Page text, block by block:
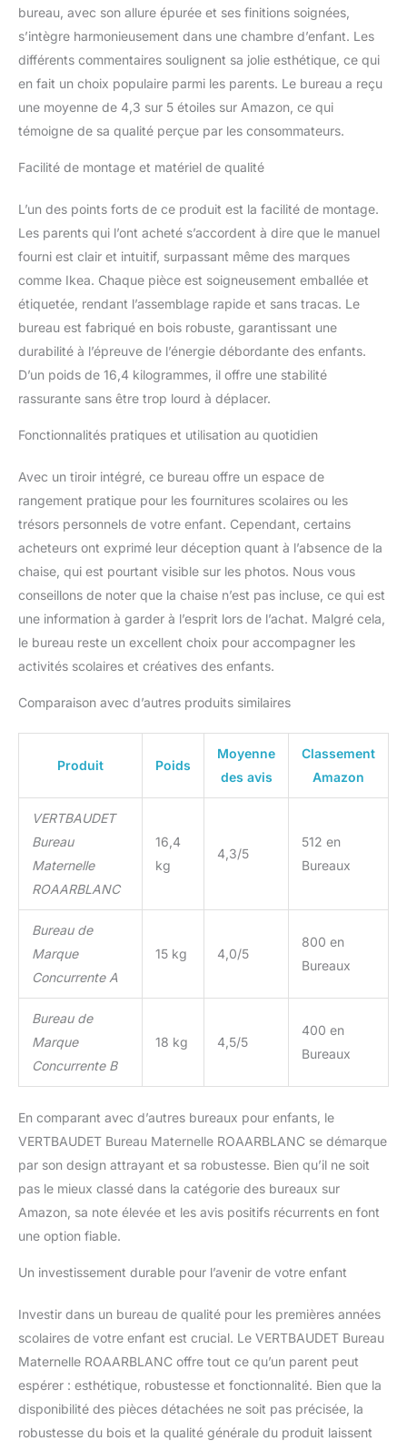
bureau, avec son allure épurée et ses finitions soignées,
s’intègre harmonieusement dans une chambre d’enfant. Les
différents commentaires soulignent sa jolie esthétique, ce qui
en fait un choix populaire parmi les parents. Le bureau a reçu
une moyenne de 4,3 sur 5 étoiles sur Amazon, ce qui
témoigne de sa qualité perçue par les consommateurs.
Facilité de montage et matériel de qualité
L’un des points forts de ce produit est la facilité de montage.
Les parents qui l’ont acheté s’accordent à dire que le manuel
fourni est clair et intuitif, surpassant même des marques
comme Ikea. Chaque pièce est soigneusement emballée et
étiquetée, rendant l’assemblage rapide et sans tracas. Le
bureau est fabriqué en bois robuste, garantissant une
durabilité à l’épreuve de l’énergie débordante des enfants.
D’un poids de 16,4 kilogrammes, il offre une stabilité
rassurante sans être trop lourd à déplacer.
Fonctionnalités pratiques et utilisation au quotidien
Avec un tiroir intégré, ce bureau offre un espace de
rangement pratique pour les fournitures scolaires ou les
trésors personnels de votre enfant. Cependant, certains
acheteurs ont exprimé leur déception quant à l’absence de la
chaise, qui est pourtant visible sur les photos. Nous vous
conseillons de noter que la chaise n’est pas incluse, ce qui est
une information à garder à l’esprit lors de l’achat. Malgré cela,
le bureau reste un excellent choix pour accompagner les
activités scolaires et créatives des enfants.
Comparaison avec d’autres produits similaires
Produit Poids
Moyenne
des avis
Classement
Amazon
VERTBAUDET
Bureau
Maternelle
ROAARBLANC
16,4
kg
4,3/5
512 en
Bureaux
Bureau de
Marque
Concurrente A
15 kg 4,0/5
800 en
Bureaux
Bureau de
Marque
Concurrente B
18 kg 4,5/5
400 en
Bureaux
En comparant avec d’autres bureaux pour enfants, le
VERTBAUDET Bureau Maternelle ROAARBLANC se démarque
par son design attrayant et sa robustesse. Bien qu’il ne soit
pas le mieux classé dans la catégorie des bureaux sur
Amazon, sa note élevée et les avis positifs récurrents en font
une option fiable.
Un investissement durable pour l’avenir de votre enfant
Investir dans un bureau de qualité pour les premières années
scolaires de votre enfant est crucial. Le VERTBAUDET Bureau
Maternelle ROAARBLANC offre tout ce qu’un parent peut
espérer : esthétique, robustesse et fonctionnalité. Bien que la
disponibilité des pièces détachées ne soit pas précisée, la
robustesse du bois et la qualité générale du produit laissent